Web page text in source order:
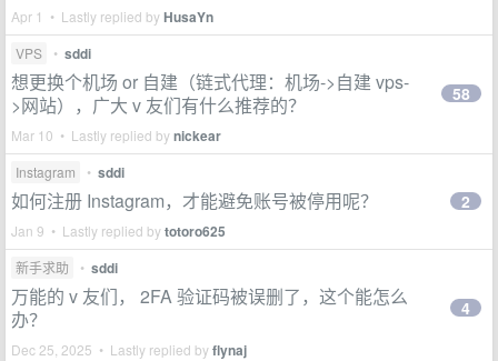
Apr 1 • Lastly replied byHusaYn
VPS • sddi
想更换个机场 or 自建（链式代理：机场->自建 vps-
>网站），广大 v 友们有什么推荐的？
Mar 10 • Lastly replied bynickear
58
Instagram • sddi
如何注册 Instagram，才能避免账号被停用呢？
Jan 9 • Lastly replied bytotoro625
2
新手求助 • sddi
万能的 v 友们， 2FA 验证码被误删了，这个能怎么
办？
Dec 25, 2025 • Lastly replied byflynaj
4